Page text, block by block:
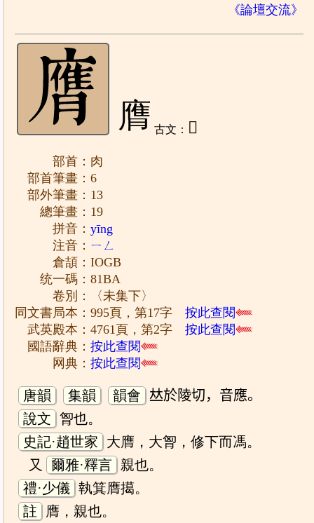
《論壇交流》
膺 古文： 𦢻
部首：肉
部首筆畫：6
部外筆畫：13
總筆畫：19
拼音：yīng
注音： ㄧㄥ
倉頡：IOGB
统一碼：81BA
卷別：〈未集下〉
同文書局本：995頁，第17字按此查閱
武英殿本：4761頁，第2字按此查閱
國語辭典：按此查閱
网典：按此查閱
唐韻 集韻 韻會
𠀤於陵切，音應。
說文 胷也。
史記·趙世家
大膺，大胷，修下而馮。
又
爾雅·釋言 親也。
禮·少儀 執箕膺擖。
註
膺，親也。